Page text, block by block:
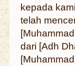
kepada
telah
dari [Adh